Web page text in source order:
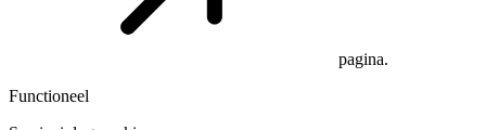
pagina.
Functioneel